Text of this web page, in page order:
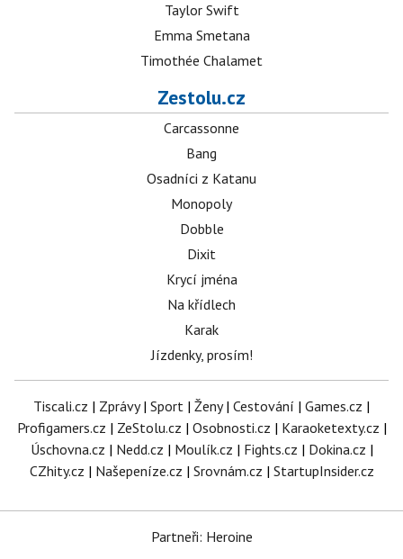
Taylor Swift
Emma Smetana
Timothée Chalamet
Zestolu.cz
Carcassonne
Bang
Osadníci z Katanu
Monopoly
Dobble
Dixit
Krycí jména
Na křídlech
Karak
Jízdenky, prosím!
Tiscali.cz | Zprávy| Sport | Ženy| Cestování | Games.cz |
Profigamers.cz | ZeStolu.cz | Osobnosti.cz | Karaoketexty.cz |
Úschovna.cz | Nedd.cz | Moulík.cz | Fights.cz | Dokina.cz |
CZhity.cz | Našepeníze.cz | Srovnám.cz | StartupInsider.cz
Partneři: Heroine